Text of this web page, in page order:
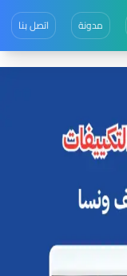
مدونة اتصل بنا